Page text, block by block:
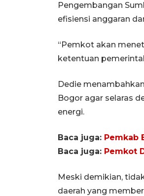
Pengembangan
efisiensi anggaran
“Pemkot akan
ketentuan
Dedie
Bogor agar selaras
energi.
Baca juga: Pemkab
Baca juga: Pemkot
Meski demikian,
daerah yang